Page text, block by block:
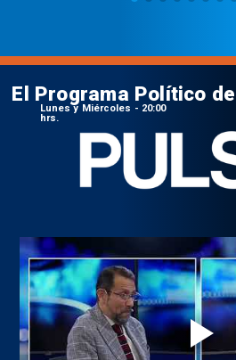
El Programa Político
Lunes y Miércoles - 20:00
hrs.